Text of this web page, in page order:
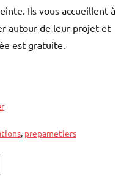
Ils vous accueillent à
autour de leur projet et
est gratuite.
prepametiers